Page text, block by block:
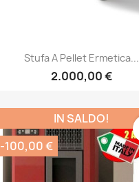
Stufa A Pellet Ermetica...
2.000,00 €
IN SALDO!
-100,00 €